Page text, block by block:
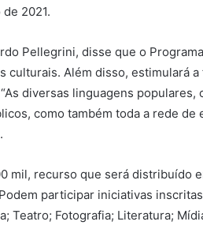
2021.
Pellegrini, disse que o
culturais. Além disso, estimulará
diversas linguagens
como também toda a rede
mil, recurso que será distribuído
participar iniciativas
Teatro; Fotografia; Literatura;